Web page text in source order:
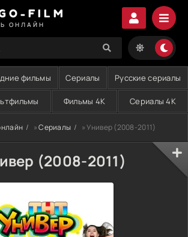
FILM
ОНЛАЙН
фильмы Сериалы Русские сериалы
Фильмы 4K Сериалы 4K
»Сериалы » Универ (2008-2011)
(2008-2011)